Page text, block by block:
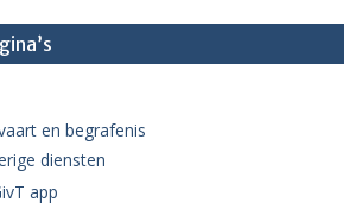
en begrafenis
diensten
app